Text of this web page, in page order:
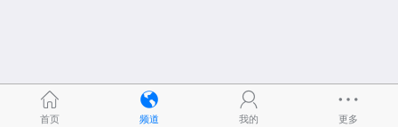
首页 频道 我的 更多